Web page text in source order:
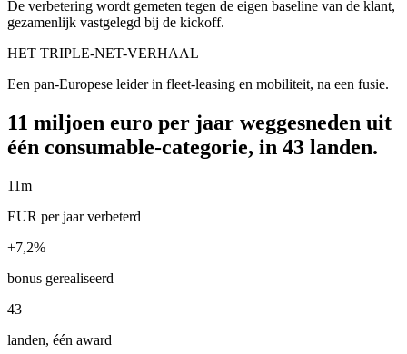
De verbetering wordt gemeten tegen de eigen baseline van de klant,
gezamenlijk vastgelegd bij de kickoff.
HET TRIPLE-NET-VERHAAL
Een pan-Europese leider in fleet-leasing en mobiliteit, na een fusie.
11 miljoen euro per jaar weggesneden uit
één consumable-categorie, in 43 landen.
11m
EUR per jaar verbeterd
+7,2%
bonus gerealiseerd
43
landen, één award